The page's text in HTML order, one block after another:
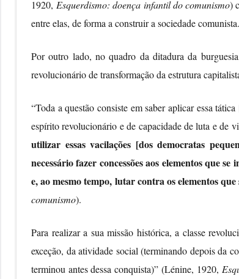
1920, Esquerdismo: doença infantil do comunismo)
entre elas, de forma a construir a sociedade comunista.
Por outro lado, no quadro da ditadura da
revolucionário de transformação da estrutura
“Toda a questão consiste em saber aplicar essa
espírito revolucionário e de capacidade de luta e de
utilizar essas vacilações [dos democratas
necessário fazer concessões aos elementos que
e, ao mesmo tempo, lutar contra os elementos
comunismo).
Para realizar a sua missão histórica, a classe
exceção, da atividade social (terminando depois da
terminou antes dessa conquista)” (Lénine, 1920,